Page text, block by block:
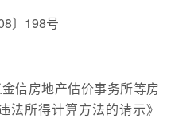
〕198号
信房地产估价事务所等房
法所得计算方法的请示》